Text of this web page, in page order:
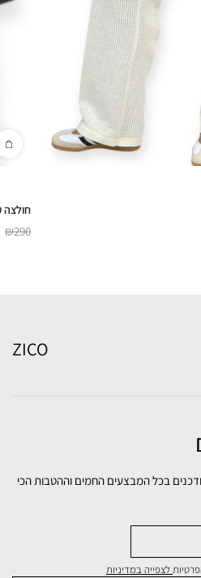
חולצה ADIDAS CROCHET POLO
₪290
ZICO
בכל המבצעים החמים וההטבות הכי
לצפייה במדיניות